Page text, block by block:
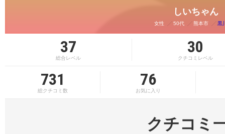
しいちゃん
女性 50代 熊本市 黒
37
総合レベル
30
クチコミレベル
731
総クチコミ数
76
お気に入り
クチコミ